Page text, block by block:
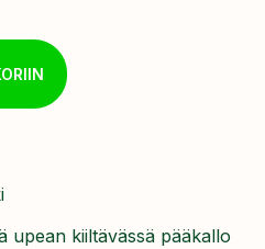
upean kiiltävässä pääkallo